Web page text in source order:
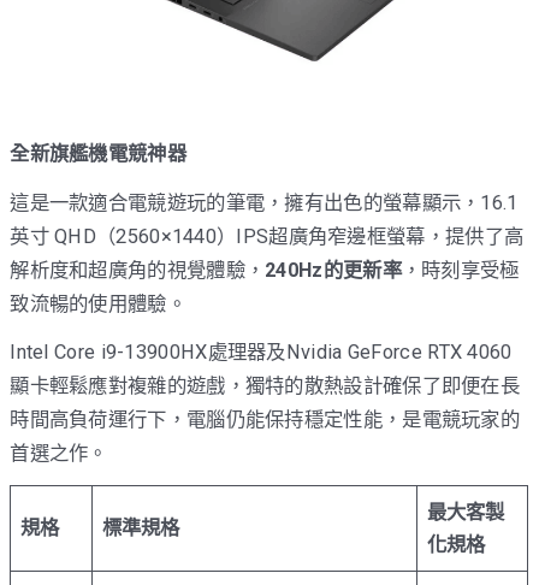
全新旗艦機電競神器
這是一款適合電競遊玩的筆電，擁有出色的螢幕顯示，16.1
英寸 QHD（2560×1440）IPS超廣角窄邊框螢幕，提供了高
解析度和超廣角的視覺體驗， 240Hz的更新率，時刻享受極
致流暢的使用體驗。
Intel Core i9-13900HX處理器及Nvidia GeForce RTX 4060
顯卡輕鬆應對複雜的遊戲，獨特的散熱設計確保了即便在長
時間高負荷運行下，電腦仍能保持穩定性能，是電競玩家的
首選之作。
規格 標準規格
最大客製
化規格